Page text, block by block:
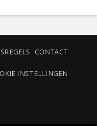
CONTACT
INSTELLINGEN